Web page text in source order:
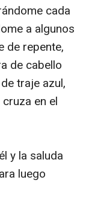
cada
a algunos
de repente,
de cabello
traje azul,
en el
y la saluda
luego